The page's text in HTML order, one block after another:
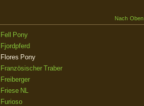
Nach Oben
Fell Pony
Fjordpferd
Flores Pony
Französischer Traber
Freiberger
Friese NL
Furioso